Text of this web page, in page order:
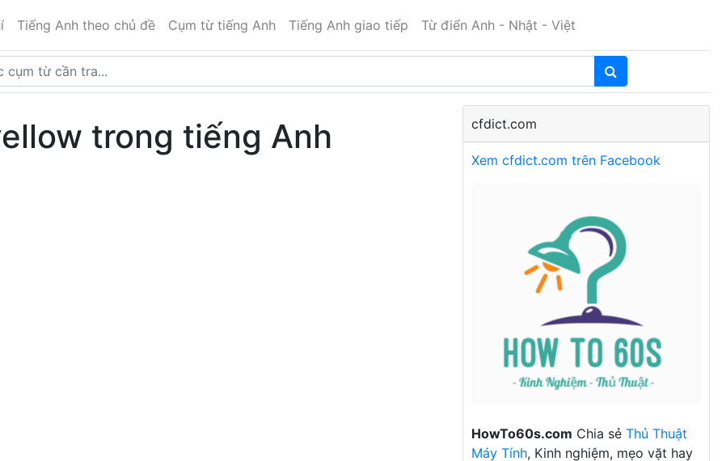
Tiếng Anh theo chủ đề Cụm từ tiếng Anh Tiếng Anh giao tiếp Từ điển Anh - Nhật - Việt
trong tiếng Anh cfdict.com
Xem cfdict.com trên Facebook
HowTo60s.com Chia sẻ Thủ Thuật
Máy Tính, Kinh nghiệm, mẹo vặt hay